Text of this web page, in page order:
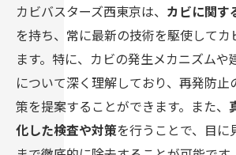
カビバスターズ西東京は、 カビに関す
を持ち、常に最新の技術を駆使してカ
ます。特に、カビの発生メカニズムや
について深く理解しており、再発防止
策を提案することができます。また、
化した検査や対策を行うことで、目に